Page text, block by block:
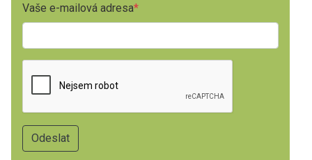
Vaše e-mailová adresa